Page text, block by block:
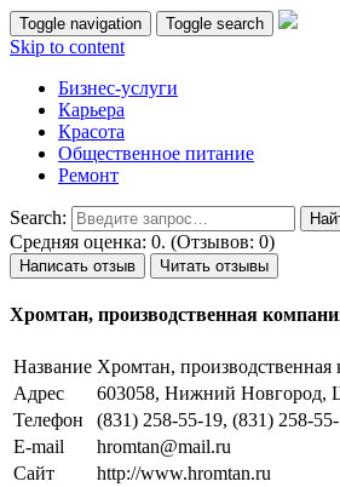
Toggle navigation Toggle search
Skip to content
Бизнес-услуги
Карьера
Красота
Общественное питание
Ремонт
Search:
Средняя оценка: 0. (Отзывов: 0)
Написать отзыв Читать отзывы
Хромтан, производственная
Название Хромтан, производственная
Адрес
603058, Нижний Новгород,
Телефон
(831) 258-55-19, (831) 258-
E-mail
hromtan@mail.ru
Сайт
http://www.hromtan.ru